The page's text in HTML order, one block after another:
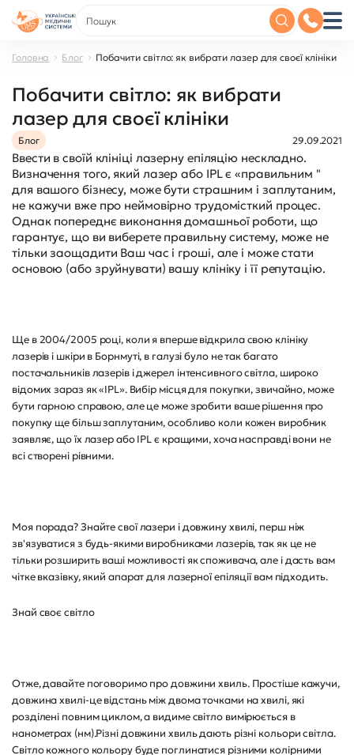
Головна Блог Побачити світло: як вибрати лазер для своєї клініки
Побачити світло: як вибрати
лазер для своєї клініки
Блог 29.09.2021
Ввести в своїй клініці лазерну епіляцію нескладно.
Визначення того, який лазер або IPL є «правильним "
для вашого бізнесу, може бути страшним і заплутаним,
не кажучи вже про неймовірно трудомісткий процес.
Однак попереднє виконання домашньої роботи, що
гарантує, що ви виберете правильну систему, може не
тільки заощадити Ваш час і гроші, але і може стати
основою (або зруйнувати) вашу клініку і її репутацію.
Ще в 2004/2005 році, коли я вперше відкрила свою клініку
лазерів і шкіри в Борнмуті, в галузі було не так багато
постачальників лазерів і джерел інтенсивного світла, широко
відомих зараз як «IPL». Вибір місця для покупки, звичайно, може
бути гарною справою, але це може зробити ваше рішення про
покупку ще більш заплутаним, особливо коли кожен виробник
заявляє, що їх лазер або IPL є кращими, хоча насправді вони не
всі створені рівними.
Моя порада? Знайте свої лазери і довжину хвилі, перш ніж
зв'язуватися з будь-якими виробниками лазерів, так як це не
тільки розширить ваші можливості як споживача, але і дасть вам
чітке вказівку, який апарат для лазерної епіляції вам підходить.
Знай своє світло
Отже, давайте поговоримо про довжини хвиль. Простіше кажучи,
довжина хвилі-це відстань між двома точками на хвилі, які
розділені повним циклом, а видиме світло вимірюється в
нанометрах (нм).Різні довжини хвиль дають різні кольори світла.
Світло кожного кольору буде поглинатися різними колірними